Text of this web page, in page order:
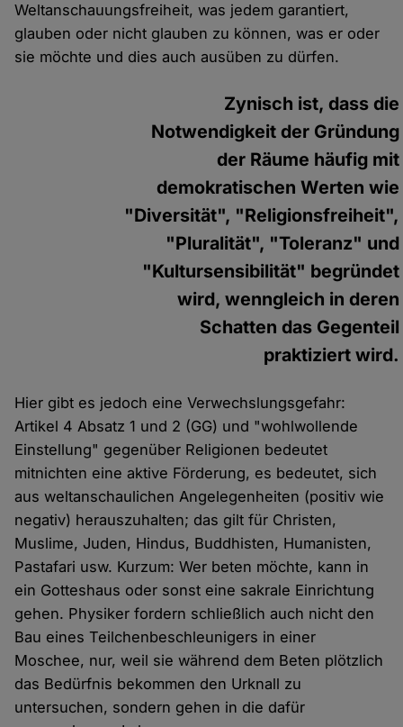
Weltanschauungsfreiheit, was jedem garantiert,
glauben oder nicht glauben zu können, was er oder
sie möchte und dies auch ausüben zu dürfen.
Zynisch ist, dass die
Notwendigkeit der Gründung
der Räume häufig mit
demokratischen Werten wie
"Diversität", "Religionsfreiheit",
"Pluralität", "Toleranz" und
"Kultursensibilität" begründet
wird, wenngleich in deren
Schatten das Gegenteil
praktiziert wird.
Hier gibt es jedoch eine Verwechslungsgefahr:
Artikel 4 Absatz 1 und 2 (GG) und "wohlwollende
Einstellung" gegenüber Religionen bedeutet
mitnichten eine aktive Förderung, es bedeutet, sich
aus weltanschaulichen Angelegenheiten (positiv wie
negativ) herauszuhalten; das gilt für Christen,
Muslime, Juden, Hindus, Buddhisten, Humanisten,
Pastafari usw. Kurzum: Wer beten möchte, kann in
ein Gotteshaus oder sonst eine sakrale Einrichtung
gehen. Physiker fordern schließlich auch nicht den
Bau eines Teilchenbeschleunigers in einer
Moschee, nur, weil sie während dem Beten plötzlich
das Bedürfnis bekommen den Urknall zu
untersuchen, sondern gehen in die dafür